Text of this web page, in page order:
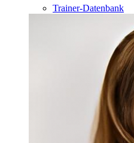
Trainer-Datenbank